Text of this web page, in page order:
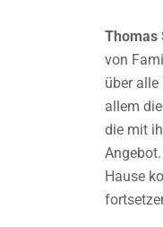
Thomas
von
über
allem
die mit
Hause